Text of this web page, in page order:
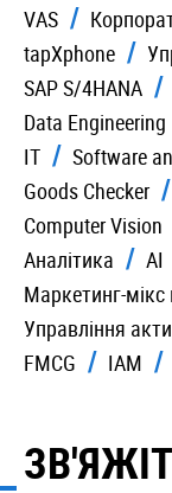
VAS
tapXphone
SAP S/4HANA
Data Engineering
IT
Software
Goods Checker
Computer Vision
Аналітика
AI
Маркетинг-
Управління
FMCG
IAM